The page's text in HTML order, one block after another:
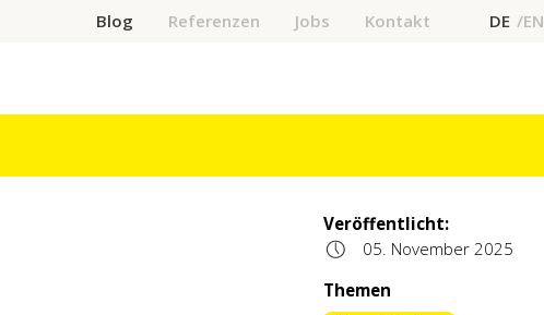
Blog Referenzen Jobs Kontakt DE EN
Veröffentlicht:
05. November 2025
Themen